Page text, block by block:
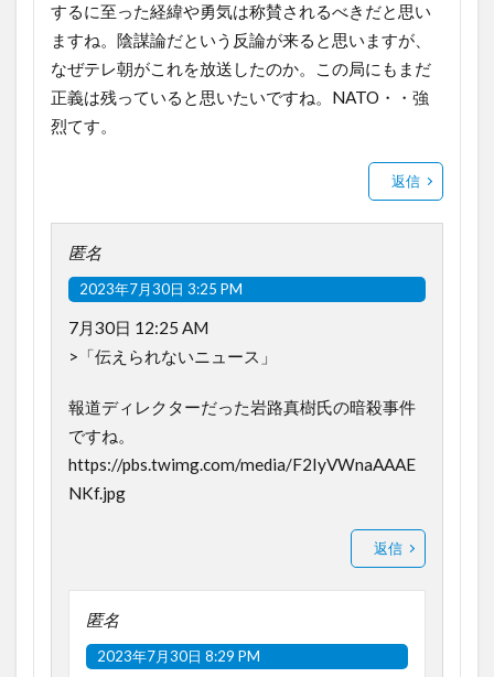
するに至った経緯や勇気は称賛されるべきだと思い
ますね。陰謀論だという反論が来ると思いますが、
なぜテレ朝がこれを放送したのか。この局にもまだ
正義は残っていると思いたいですね。NATO・・強
烈てす。
返信
匿名
2023年7月30日 3:25 PM
7月30日 12:25 AM
>「伝えられないニュース」
報道ディレクターだった岩路真樹氏の暗殺事件
ですね。
https://pbs.twimg.com/media/F2IyVWnaAAAE
NKf.jpg
返信
匿名
2023年7月30日 8:29 PM